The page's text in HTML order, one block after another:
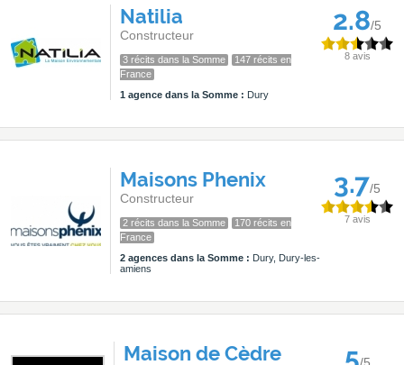
Natilia
Constructeur
3 récits dans la Somme
147 récits en
France
1 agence dans la Somme : Dury
2.8/5
8 avis
Maisons Phenix
Constructeur
2 récits dans la Somme
170 récits en
France
2 agences dans la Somme : Dury, Dury-les-
amiens
3.7/5
7 avis
Maison de Cèdre 5